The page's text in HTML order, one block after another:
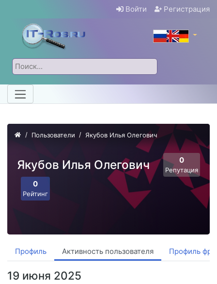
Войти Регистрация
Пользователи Якубов Илья Олегович
Якубов Илья Олегович 0
Репутация
0
Рейтинг
Профиль Активность пользователя Профиль
19 июня 2025